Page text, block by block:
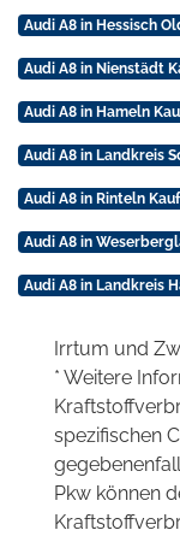
Audi A8 in Hessisch
Audi A8 in Nienstädt
Audi A8 in Hameln
Audi A8 in Landkreis
Audi A8 in Rinteln
Audi A8 in
Audi A8 in Landkreis
Irrtum und
* Weitere
spezifischen
Pkw können